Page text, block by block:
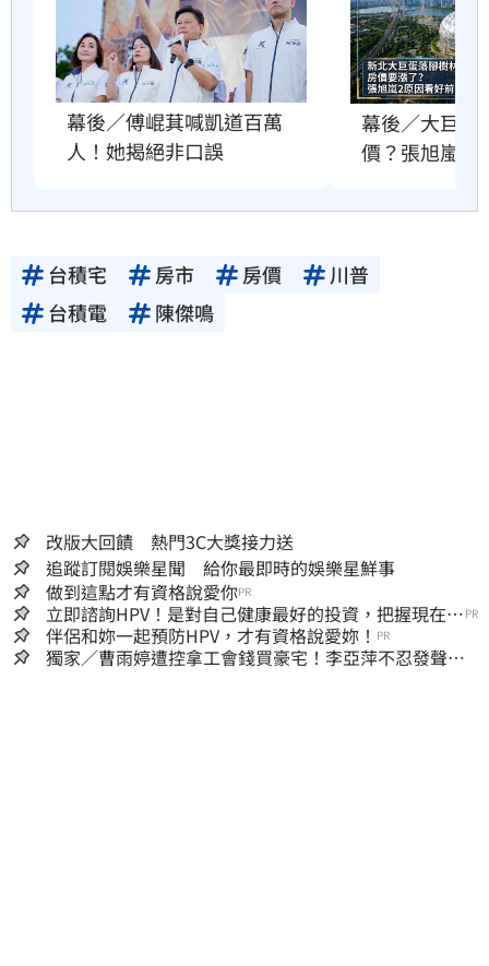
幕後／傅崐萁喊凱道百萬
人！她揭絕非口誤
幕後／大巨蛋
價？張旭嵐這
台積宅 房市 房價
川普
台積電
陳傑鳴
改版大回饋 熱門3C大獎接力送
追蹤訂閱娛樂星聞 給你最即時的娛樂星鮮事
做到這點才有資格說愛你PR
立即諮詢HPV！是對自己健康最好的投資，把握現在不
嫌晚！
PR
伴侶和妳一起預防HPV，才有資格說愛妳！ PR
獨家／曹雨婷遭控拿工會錢買豪宅！李亞萍不忍發聲：